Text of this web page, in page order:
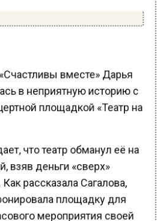
в неприятную историю с
площадкой «Театр на
взяв деньги «сверх»
рассказала Сагалова,
площадку для
мероприятия своей